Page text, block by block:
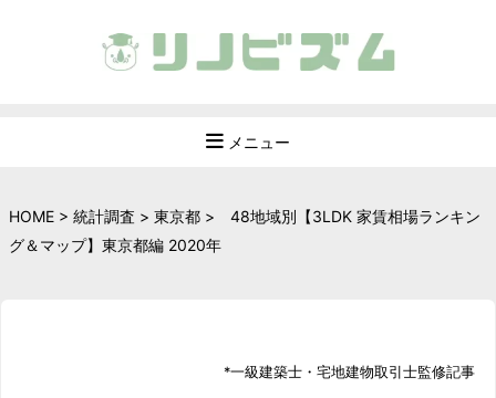
メニュー
HOME > 統計調査 > 東京都 >
48地域別【3LDK 家賃相場ランキン
グ＆マップ】東京都編 2020年
*一級建築士 ・ 宅地建物取引士監修記事